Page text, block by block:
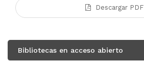
Descargar PDF
Bibliotecas en acceso abierto